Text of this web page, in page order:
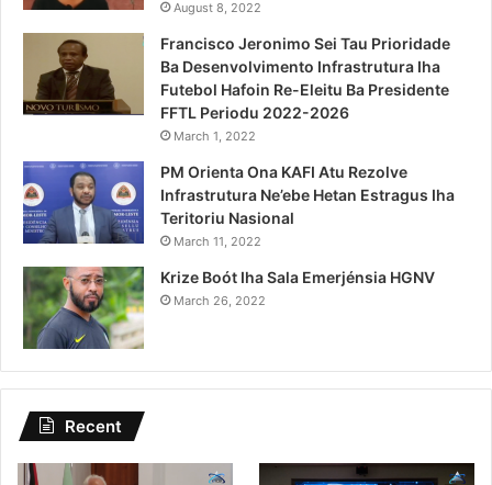
August 8, 2022
Francisco Jeronimo Sei Tau Prioridade
Ba Desenvolvimento Infrastrutura Iha
Futebol Hafoin Re-Eleitu Ba Presidente
FFTL Periodu 2022-2026
March 1, 2022
PM Orienta Ona KAFI Atu Rezolve
Infrastrutura Ne’ebe Hetan Estragus Iha
Teritoriu Nasional
March 11, 2022
Krize Boót Iha Sala Emerjénsia HGNV
March 26, 2022
Recent